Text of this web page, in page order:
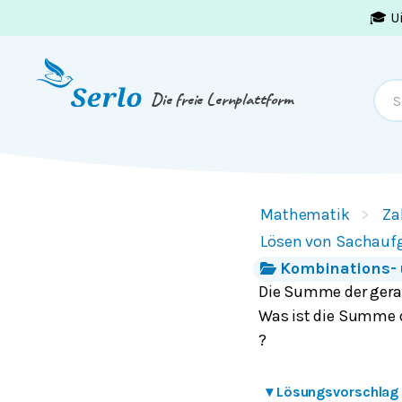
🎓
Die freie Lernplattform
Mathematik
Lösen von
Die Summe der
Was ist die
?
▾ Lösungsvorschlag